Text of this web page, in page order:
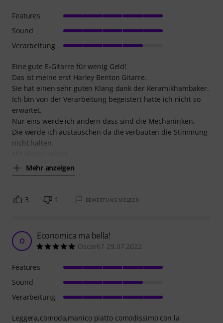
Eine gute E-Gitarre für wenig Geld!
Das ist meine erst Harley Benton Gitarre.
Sie hat einen sehr guten Klang dank der Keramikhambaker.
Ich bin von der Verarbeitung begeistert hatte ich nicht so
erwartet.
Nur eins werde ich ändern dass sind die Mechaninken.
Die werde ich austauschen da die verbauten die Stimmung
nicht halten.
Mehr anzeigen
Features
Sound
Verarbeitung
3 1 BEWERTUNG MELDEN
O Economica ma bella!
Oscar67 29.07.2022
Leggera,comoda,manico piatto comodissimo con la
Features
Sound
Verarbeitung